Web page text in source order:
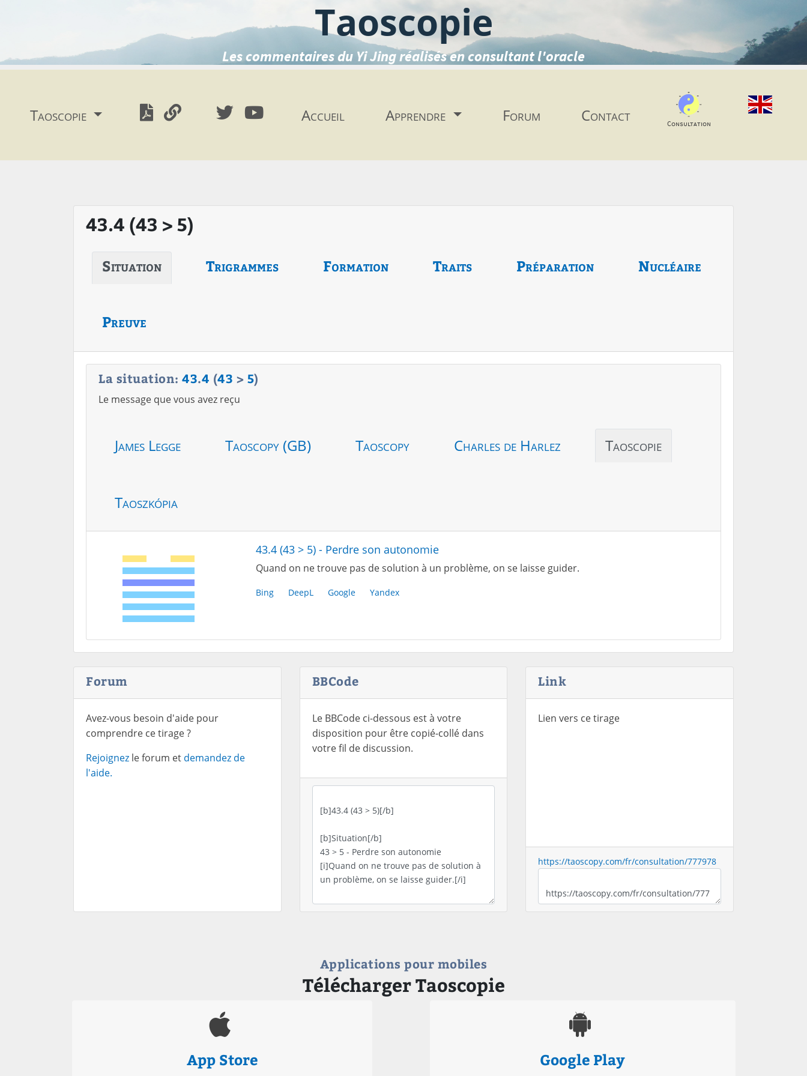
Taoscopie
Les commentaires du Yi Jing réalisés en consultant l'oracle
Taoscopie Accueil Apprendre Forum Contact Consultation
43.4 (43 > 5)
Situation Trigrammes Formation Traits Préparation Nucléaire
Preuve
La situation: 43.4 (43 > 5)
Le message que vous avez reçu
James Legge Taoscopy (GB) Taoscopy Charles de Harlez Taoscopie
Taoszkópia
43.4 (43 > 5) - Perdre son autonomie
Quand on ne trouve pas de solution à un problème, on se laisse guider.
Bing DeepL Google Yandex
Forum
Avez-vous besoin d'aide pour
comprendre ce tirage ?
Rejoignez le forum et demandez de
l'aide.
BBCode
Le BBCode ci-dessous est à votre
disposition pour être copié-collé dans
votre fil de discussion.
Link
Lien vers ce tirage
https://taoscopy.com/fr/consultation/777978
Applications pour mobiles
Télécharger Taoscopie
App Store Google Play